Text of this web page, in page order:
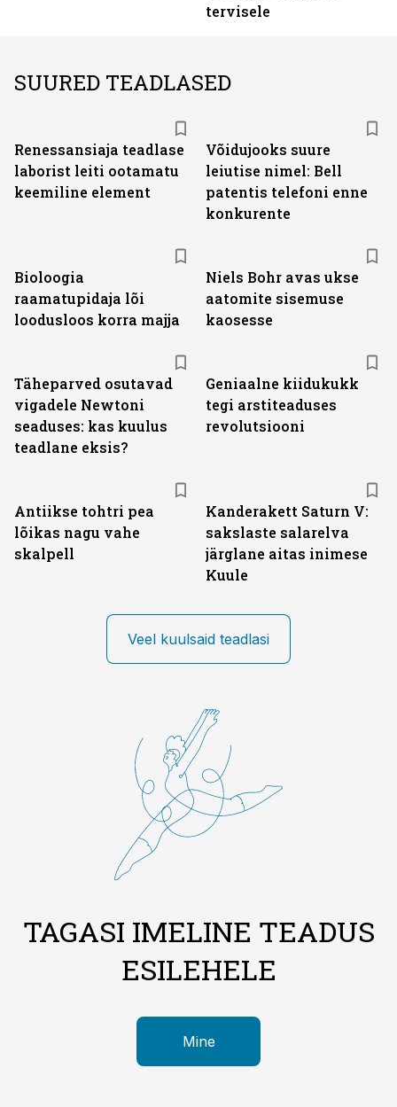
tervisele
SUURED TEADLASED
Renessansiaja teadlase
laborist leiti ootamatu
keemiline element
Võidujooks suure
leiutise nimel: Bell
patentis telefoni enne
konkurente
Bioloogia
raamatupidaja lõi
loodusloos korra majja
Niels Bohr avas ukse
aatomite sisemuse
kaosesse
Täheparved osutavad
vigadele Newtoni
seaduses: kas kuulus
teadlane eksis?
Geniaalne kiidukukk
tegi arstiteaduses
revolutsiooni
Antiikse tohtri pea
lõikas nagu vahe
skalpell
Kanderakett Saturn V:
sakslaste salarelva
järglane aitas inimese
Kuule
Veel kuulsaid teadlasi
TAGASI IMELINE TEADUS
ESILEHELE
Mine